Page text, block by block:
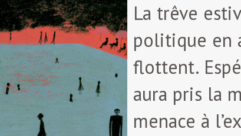
La trêve
politique en
flottent.
aura pris la
menace à